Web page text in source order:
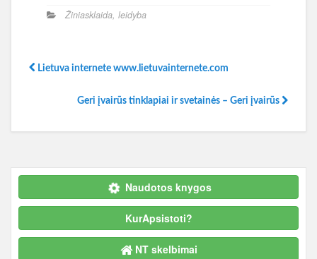
Žiniasklaida, leidyba
Lietuva internete www.lietuvainternete.com
Geri įvairūs tinklapiai ir svetainės – Geri įvairūs
Naudotos knygos
KurApsistoti?
NT skelbimai